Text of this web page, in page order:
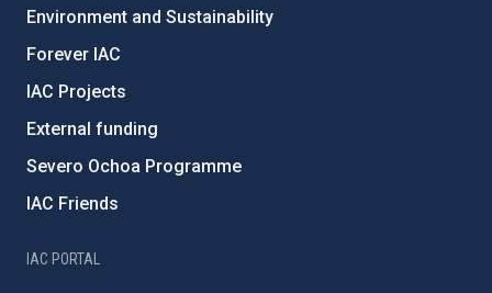
Environment and Sustainability
Forever IAC
IAC Projects
External funding
Severo Ochoa Programme
IAC Friends
IAC PORTAL